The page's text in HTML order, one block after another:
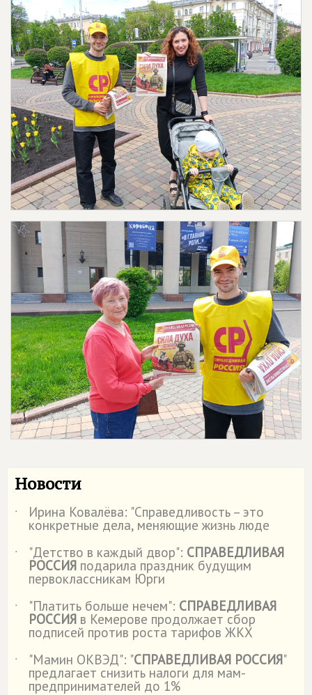
Новости
˙ Ирина Ковалёва: "Справедливость – это
конкретные дела, меняющие жизнь люде
˙
"Детство в каждый двор": СПРАВЕДЛИВАЯ
РОССИЯ подарила праздник будущим
первоклассникам Юрги
˙
"Платить больше нечем": СПРАВЕДЛИВАЯ
РОССИЯ в Кемерове продолжает сбор
подписей против роста тарифов ЖКХ
˙
"Мамин ОКВЭД": "СПРАВЕДЛИВАЯ РОССИЯ"
предлагает снизить налоги для мам-
предпринимателей до 1%